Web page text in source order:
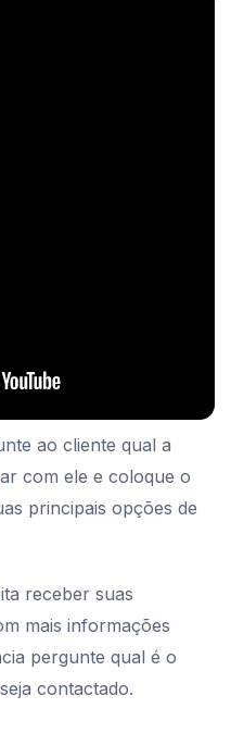
ao cliente qual a
com ele e coloque o
principais opções de
receber suas
mais informações
pergunte qual é o
contactado.